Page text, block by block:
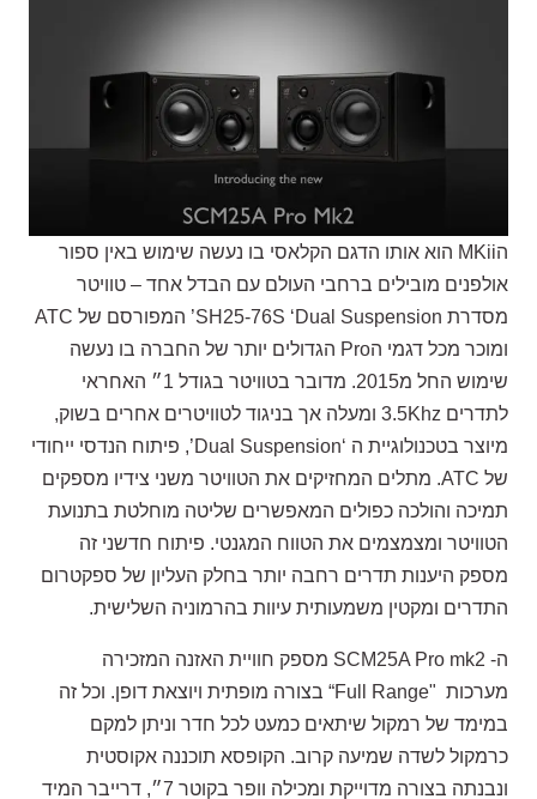
הMKii הוא אותו הדגם הקלאסי בו נעשה שימוש באין ספור
אולפנים מובילים ברחבי העולם עם הבדל אחד – טוויטר
מסדרת SH25-76S ‘Dual Suspension’ המפורסם של ATC
ומוכר מכל דגמי הPro הגדולים יותר של החברה בו נעשה
שימוש החל מ2015. מדובר בטוויטר בגודל 1״ האחראי
לתדרים 3.5Khz ומעלה אך בניגוד לטוויטרים אחרים בשוק,
מיוצר בטכנולוגיית ה ‘Dual Suspension’, פיתוח הנדסי ייחודי
של ATC. מתלים המחזיקים את הטוויטר משני צידיו מספקים
תמיכה והולכה כפולים המאפשרים שליטה מוחלטת בתנועת
הטוויטר ומצמצמים את הטווח המגנטי. פיתוח חדשני זה
מספק היענות תדרים רחבה יותר בחלק העליון של ספקטרום
התדרים ומקטין משמעותית עיוות בהרמוניה השלישית.
ה- SCM25A Pro mk2 מספק חוויית האזנה המזכירה
מערכות "Full Range“ בצורה מופתית ויוצאת דופן. וכל זה
במימד של רמקול שיתאים כמעט לכל חדר וניתן למקם
כרמקול לשדה שמיעה קרוב. הקופסא תוכננה אקוסטית
ונבנתה בצורה מדוייקת ומכילה וופר בקוטר 7״, דרייבר המיד